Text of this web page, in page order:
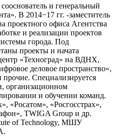
и генеральный
В 2014−17 гг. -заместитель
проектного офиса Агентства
и реализации проектов
города. Под
проекты и начата
«Техноград» на ВДНХ,
деловое пространство»,
прочие. Специализируется
организационном
и обучении команд.
«Росатом», «Росгосстрах»,
TWIGA Group и др.
of Technology, МШУ